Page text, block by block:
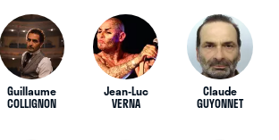
Guillaume
COLLIGNON
Jean-Luc
VERNA
Claude
GUYONNET